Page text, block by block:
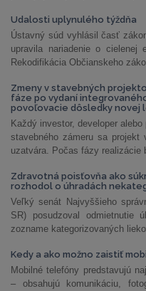
Udalosti uplynulého týždňa
Ústavný súd vyhlásil časť
upravila nariadenie o cielenej
Rekodifikácia Občianskeho
Zmeny v stavebných
fáze po vydaní
povoľovacie dôsledky novej
Každý investor, developer
stavebného zámeru sa
uzatvára. Počas fázy realizácie
Zdravotná poisťovňa ako
rozhodol o úhradách
Veľký senát Najvyššieho
SR) posudzoval odmietnutie
zozname kategorizovaných
Kedy a ako možno zaistiť
Mobilné telefóny predstavujú
– obsahujú komunikáciu,